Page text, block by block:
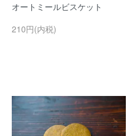
オートミールビスケット
210円(内税)